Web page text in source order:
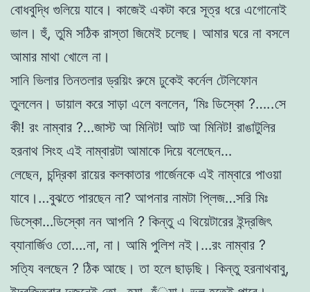
বােধবুদ্ধি গুলিয়ে যাবে। কাজেই একটা করে সূত্র ধরে এগােনােই
ভাল। হুঁ, তুমি সঠিক রাস্তা জিমেই চলেছ। আমার ঘরে না বসলে
আমার মাথা খােলে না।
সানি ভিলার তিনতলার ড্রয়িং রুমে ঢুকেই কর্নেল টেলিফোন
তুললেন। ডায়াল করে সাড়া এলে বললেন, ‘মিঃ ডিস্কো ?…..সে
কী! রং নাম্বার ?…জাস্ট আ মিনিট! আট আ মিনিট! রাঙাটুলির
হরনাথ সিংহ এই নাম্বারটা আমাকে দিয়ে বলেছেন…
লেছেন, চন্দ্রিকা রায়ের কলকাতার গার্জেনকে এই নাম্বারে পাওয়া
যাবে।…বুঝতে পারছেন না? আপনার নামটা প্লিজ…সরি মিঃ
ডিস্কো…ডিস্কো নন আপনি ? কিন্তু এ থিয়েটারের ইন্দ্রজিৎ
ব্যানার্জিও তাে….না, না। আমি পুলিশ নই।…রং নাম্বার ?
সত্যি বলছেন ? ঠিক আছে। তা হলে ছাড়ছি। কিন্তু হরনাথবাবু,